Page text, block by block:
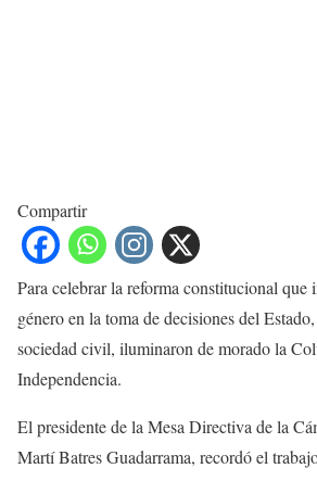
Compartir
Para celebrar la reforma constitucional que
género en la toma de decisiones del
sociedad civil, iluminaron de morado la
Independencia.
El presidente de la Mesa Directiva de la
Martí Batres Guadarrama, recordó el